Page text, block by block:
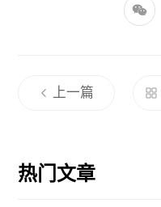
上一篇
热门文章